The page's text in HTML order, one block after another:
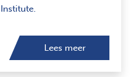
Lees meer